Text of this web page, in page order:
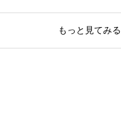
もっと見てみる